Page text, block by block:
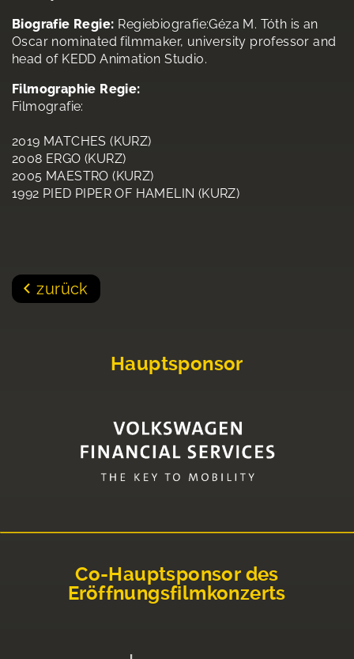
Biografie Regie: Regiebiografie:Géza M. Tóth is an
Oscar nominated filmmaker, university professor and
head of KEDD Animation Studio.
Filmographie Regie:
Filmografie:
2019 MATCHES (KURZ)
2008 ERGO (KURZ)
2005 MAESTRO (KURZ)
1992 PIED PIPER OF HAMELIN (KURZ)
zurück
Hauptsponsor
Co-Hauptsponsor des
Eröffnungsfilmkonzerts